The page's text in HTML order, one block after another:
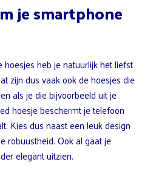
je smartphone
hoesjes heb je natuurlijk het liefst
zijn dus vaak ook de hoesjes die
als je die bijvoorbeeld uit je
hoesje beschermt je telefoon
Kies dus naast een leuk design
robuustheid. Ook al gaat je
elegant uitzien.